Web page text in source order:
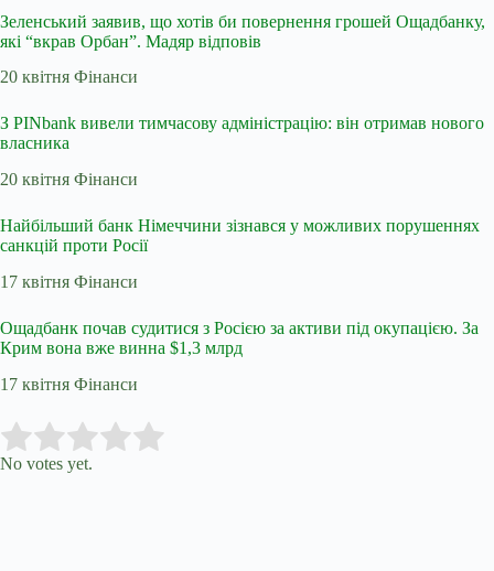
Зеленський заявив, що хотів би повернення грошей Ощадбанку,
які “вкрав Орбан”. Мадяр відповів
20 квітня Фінанси
З PINbank вивели тимчасову адміністрацію: він отримав нового
власника
20 квітня Фінанси
Найбільший банк Німеччини зізнався у можливих порушеннях
санкцій проти Росії
17 квітня Фінанси
Ощадбанк почав судитися з Росією за активи під окупацією. За
Крим вона вже винна $1,3 млрд
17 квітня Фінанси
Rate this item:
No votes yet.